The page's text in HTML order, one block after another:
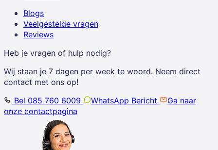
Blogs
Veelgestelde vragen
Reviews
Heb je vragen of hulp nodig?
Wij staan je 7 dagen per week te woord. Neem direct
contact met ons op!
Bel 085 760 6009
WhatsApp Bericht
Ga naar
onze contactpagina